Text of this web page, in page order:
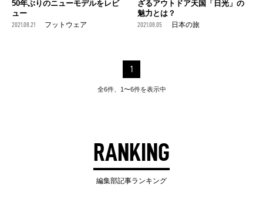
50年ぶりのニューモデルをレビ
ュー
2021.08.21 フットウェア
ざるアウトドア天国「日光」の
魅力とは？
2021.08.05 日本の旅
1
全6件、1〜6件を表示中
RANKING
編集部記事ランキング